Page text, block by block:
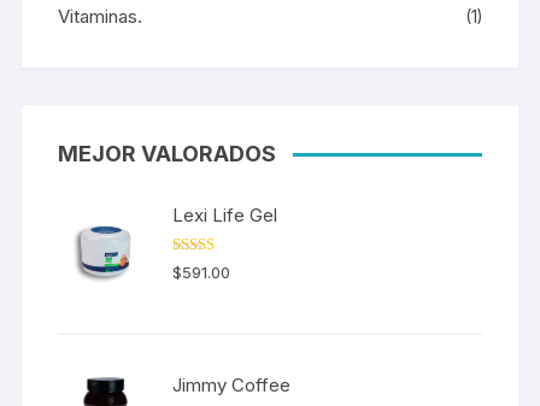
Vitaminas. (1)
MEJOR VALORADOS
Lexi Life Gel
Valorado en
5.00 de 5
$591.00
Jimmy Coffee